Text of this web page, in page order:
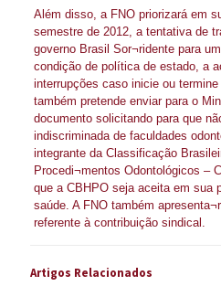
Além disso, a FNO priorizará em
semestre de 2012, a tentativa de
governo Brasil Sor¬ridente para
condição de política de estado, a
interrupções caso inicie ou
também pretende enviar para o
documento solicitando para que
indiscriminada de faculdades
integrante da Classificação
Procedi¬mentos Odontológicos –
que a CBHPO seja aceita em sua
saúde. A FNO também
referente à contribuição sindical.
Artigos Relacionados